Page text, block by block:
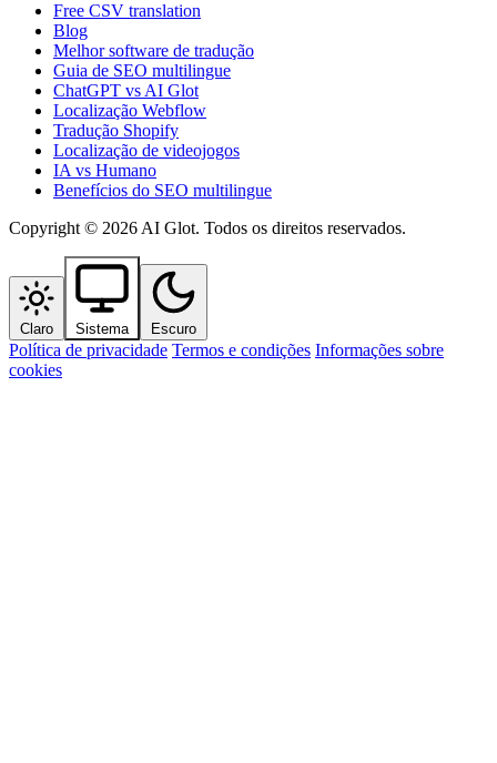
Free CSV translation
Blog
Melhor software de tradução
Guia de SEO multilingue
ChatGPT vs AI Glot
Localização Webflow
Tradução Shopify
Localização de videojogos
IA vs Humano
Benefícios do SEO multilingue
Copyright © 2026 AI Glot. Todos os direitos reservados.
Claro Sistema Escuro
Política de privacidade Termos e condições Informações sobre
cookies